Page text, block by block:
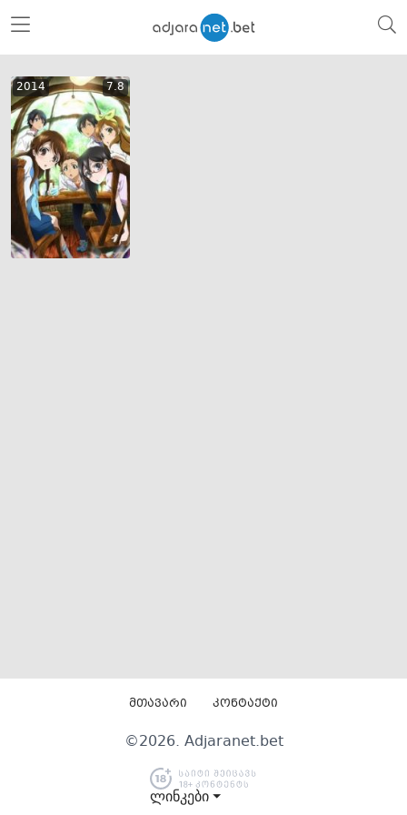
2014 7.8
მთავარი კონტაქტი
ლინკები ⏷
©2026. Adjaranet.bet